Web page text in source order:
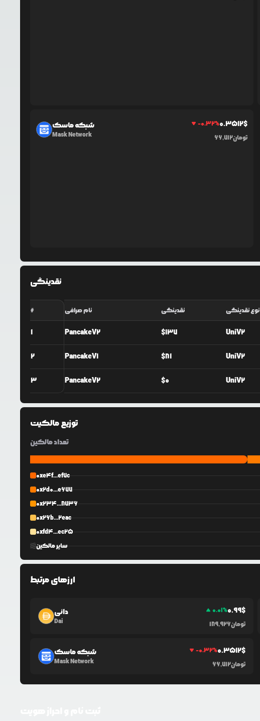
شبکه ماسک
Mask Network
-0.32%0.3512$
66,712تومان
نقدینگی
# نام صرافی نقدینگی نوع نقدینگی
1 PancakeV2 $137 UniV2
2 PancakeV1 $81 UniV2
3 PancakeV2 $0 UniV2
توزیع مالکیت
تعداد مالکین
0xe4f...ef7c
0x2d0...e677
0x234...8736
0x26b...2eac
0xfd4...ec25
سایر مالکین
ارزهای مرتبط
دائی
Dai
0.01%0.99$
189,926تومان
شبکه ماسک
Mask Network
-0.32%0.3512$
66,712تومان